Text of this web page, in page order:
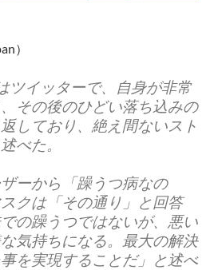
）
ツイッターで、自身が非常
その後のひどい落ち込みの
しており、絶え間ないスト
べた。
ーから「躁うつ病なの
クは「その通り」と回答
の躁うつではないが、悪い
気持ちになる。最大の解決
を実現することだ」と述べ